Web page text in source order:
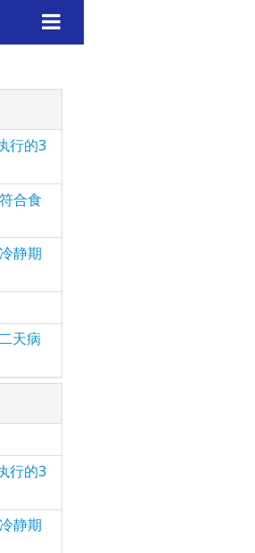
行的3
合食
静期
天病
行的3
静期